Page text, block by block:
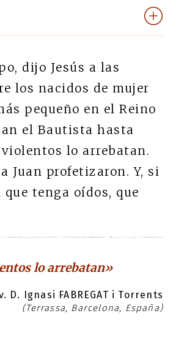
dijo Jesús a las
los nacidos de mujer
pequeño en el Reino
el Bautista hasta
lo arrebatan.
Juan profetizaron. Y, si
tenga oídos, que
lo arrebatan»
D. Ignasi FABREGAT i Torrents
(Terrassa, Barcelona, España)